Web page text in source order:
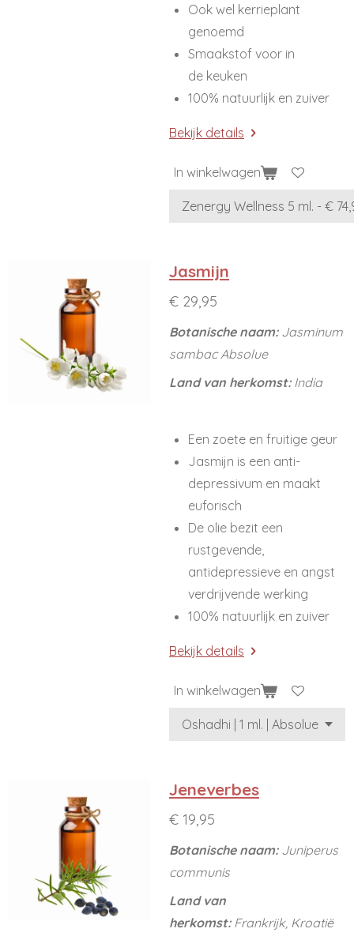
Ook wel kerrieplant
genoemd
Smaakstof voor in
de keuken
100% natuurlijk en zuiver
Bekijk details
In winkelwagen
Jasmijn
€ 29,95
Botanische naam: Jasminum
sambac Absolue
Land van herkomst: India
Een zoete en fruitige geur
Jasmijn is een anti-
depressivum en maakt
euforisch
De olie bezit een
rustgevende,
antidepressieve en angst
verdrijvende werking
100% natuurlijk en zuiver
Bekijk details
In winkelwagen
Jeneverbes
€ 19,95
Botanische naam: Juniperus
communis
Land van
herkomst: Frankrijk, Kroatië